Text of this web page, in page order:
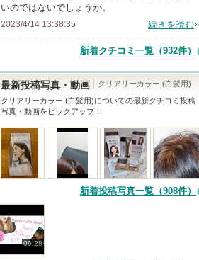
登
録
さ
れ
て
いのではないでしょうか。
2023/4/14 13:38:35 続きを読む
新着クチコミ一覧 （932件）
最新投稿写真・動画
クリアリーカラー (白髪用)
クリアリーカラー (白髪用)についての最新クチコミ投稿
写真・動画をピックアップ！
新着投稿写真一覧（908件）
00:28